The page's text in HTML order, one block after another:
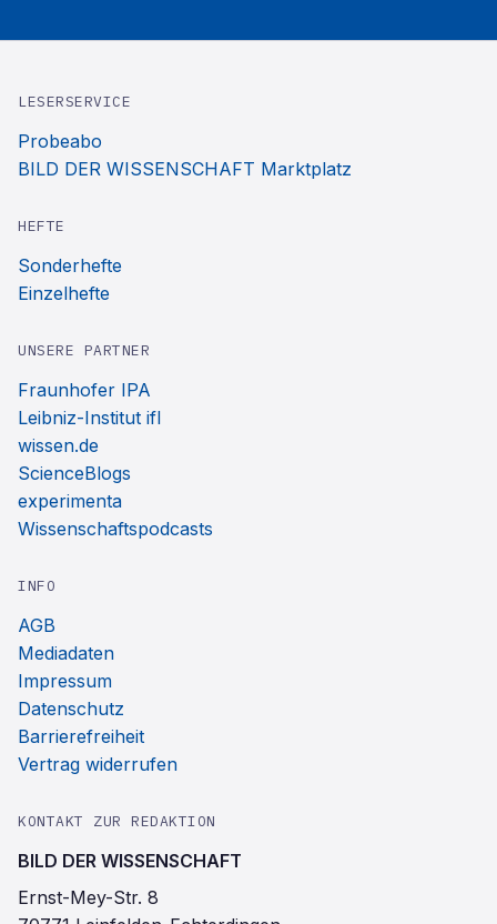
LESERSERVICE
Probeabo
BILD DER WISSENSCHAFT Marktplatz
HEFTE
Sonderhefte
Einzelhefte
UNSERE PARTNER
Fraunhofer IPA
Leibniz-Institut ifl
wissen.de
ScienceBlogs
experimenta
Wissenschaftspodcasts
INFO
AGB
Mediadaten
Impressum
Datenschutz
Barrierefreiheit
Vertrag widerrufen
KONTAKT ZUR REDAKTION
BILD DER WISSENSCHAFT
Ernst-Mey-Str. 8